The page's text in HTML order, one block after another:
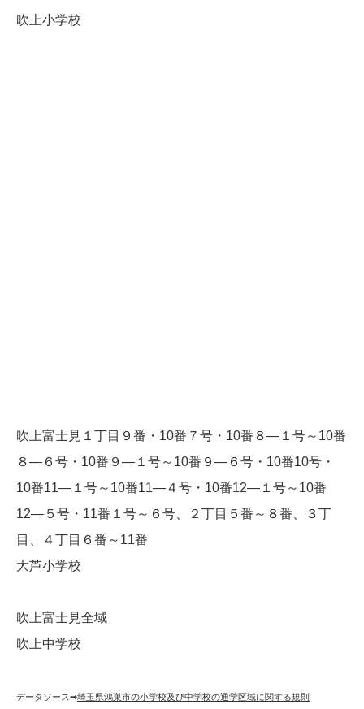
吹上小学校
吹上富士見１丁目９番・10番７号・10番８―１号～10番
８―６号・10番９―１号～10番９―６号・10番10号・
10番11―１号～10番11―４号・10番12―１号～10番
12―５号・11番１号～６号、２丁目５番～８番、３丁
目、４丁目６番～11番
大芦小学校
吹上富士見全域
吹上中学校
データソース➡︎埼玉県鴻巣市の小学校及び中学校の通学区域に関する規則